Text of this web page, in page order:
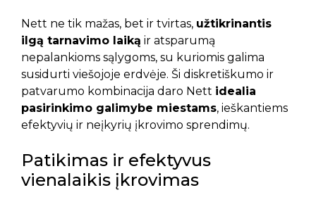
Nett ne tik mažas, bet ir tvirtas, užtikrinantis
ilgą tarnavimo laiką ir atsparumą
nepalankioms sąlygoms, su kuriomis galima
susidurti viešojoje erdvėje. Ši diskretiškumo ir
patvarumo kombinacija daro Nett idealia
pasirinkimo galimybe miestams, ieškantiems
efektyvių ir neįkyrių įkrovimo sprendimų.
Patikimas ir efektyvus
vienalaikis įkrovimas